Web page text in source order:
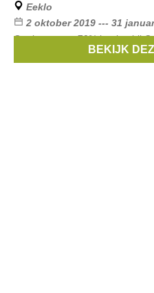
Eeklo
2 oktober 2019 --- 31
Geniet nu van 70% korting bij
Esprit,Fred &
BEKIJK